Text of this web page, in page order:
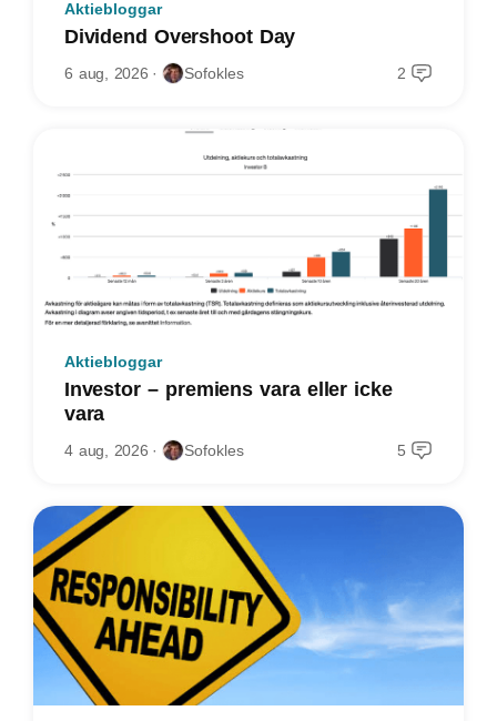
Aktiebloggar
Dividend Overshoot Day
6 aug, 2026 Sofokles 2
Aktiebloggar
Investor – premiens vara eller icke
vara
4 aug, 2026 Sofokles 5